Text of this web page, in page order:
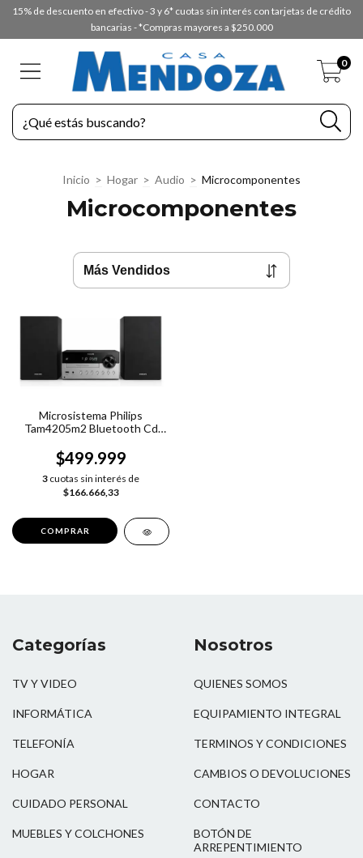
15% de descuento en efectivo - 3 y 6* cuotas sin interés con tarjetas de crédito
bancarias - *Compras mayores a $250.000
0
Inicio > Hogar > Audio > Microcomponentes
Microcomponentes
Microsistema Philips
Tam4205m2 Bluetooth Cd
$499.999
3 cuotas sin interés de
$166.666,33
Categorías
TV Y VIDEO
INFORMÁTICA
TELEFONÍA
HOGAR
CUIDADO PERSONAL
MUEBLES Y COLCHONES
Nosotros
QUIENES SOMOS
EQUIPAMIENTO INTEGRAL
TERMINOS Y CONDICIONES
CAMBIOS O DEVOLUCIONES
CONTACTO
BOTÓN DE
ARREPENTIMIENTO